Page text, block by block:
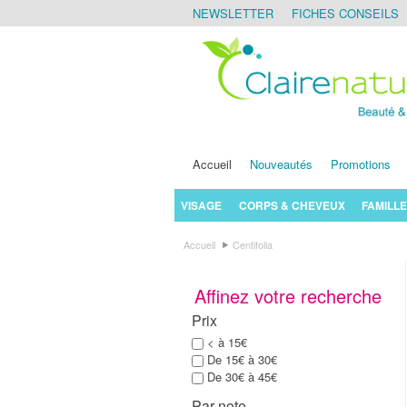
NEWSLETTER FICHES CONSEILS
Accueil Nouveautés Promotions
VISAGE CORPS & CHEVEUX FAMILLE
Accueil Centifolia
Affinez votre recherche
Prix
< à 15€
De 15€ à 30€
De 30€ à 45€